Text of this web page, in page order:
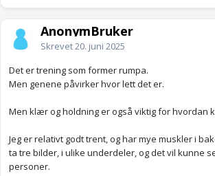
Jeg setter stor pris på ærlige og respektfulle
AnonymBruker
Skrevet20. juni 2025
Det er trening som former rumpa.
Men genene påvirker hvor lett det er.
Men klær og holdning er også viktig for hvordan
Jeg er relativt godt trent, og har mye muskler i
ta tre bilder, i ulike underdeler, og det vil kunne
personer.